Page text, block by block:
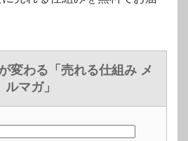
変わる「売れる仕組み メ
ルマガ」